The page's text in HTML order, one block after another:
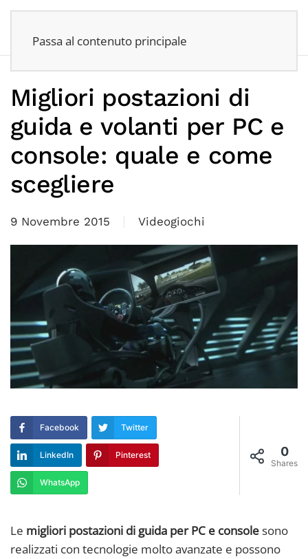
Passa al contenuto principale
Migliori postazioni di
guida e volanti per PC e
console: quale e come
scegliere
9 Novembre 2015 Videogiochi
0
Shares
Facebook Twitter
LinkedIn Pinterest
WhatsApp
Le migliori postazioni di guida per PC e consolesono
realizzati con tecnologie molto avanzate e possono